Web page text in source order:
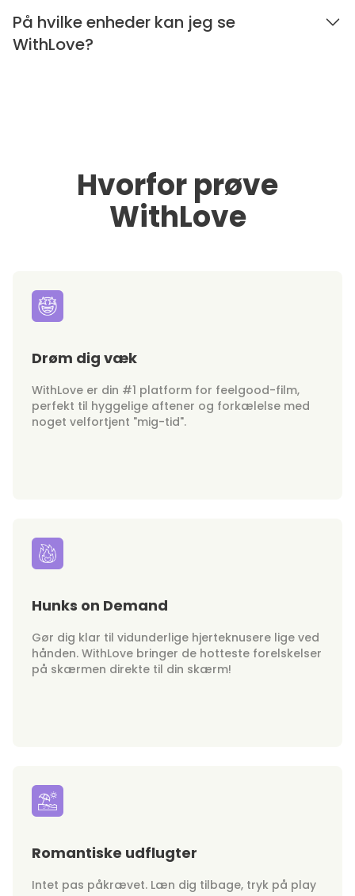
På hvilke enheder kan jeg se
WithLove?
Hvorfor prøve
WithLove
Drøm dig væk
WithLove er din #1 platform for feelgood-film,
perfekt til hyggelige aftener og forkælelse med
noget velfortjent "mig-tid".
Hunks on Demand
Gør dig klar til vidunderlige hjerteknusere lige ved
hånden. WithLove bringer de hotteste forelskelser
på skærmen direkte til din skærm!
Romantiske udflugter
Intet pas påkrævet. Læn dig tilbage, tryk på play